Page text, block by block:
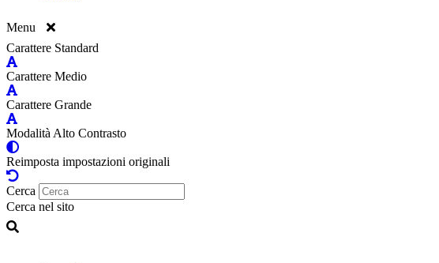
Menu
Carattere Standard
Carattere Medio
Carattere Grande
Modalità Alto Contrasto
Reimposta impostazioni originali
Cerca
Cerca nel sito